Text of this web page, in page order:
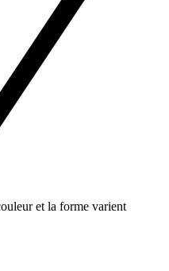
et la forme varient